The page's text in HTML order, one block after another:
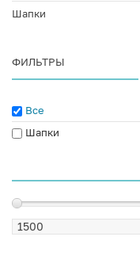
Шапки
ФИЛЬТРЫ
Все
Шапки